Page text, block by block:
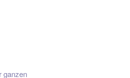
ganzen